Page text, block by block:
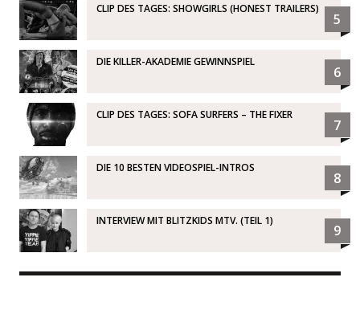
CLIP DES TAGES: SHOWGIRLS (HONEST TRAILERS)
5
DIE KILLER-AKADEMIE GEWINNSPIEL
6
CLIP DES TAGES: SOFA SURFERS – THE FIXER
7
DIE 10 BESTEN VIDEOSPIEL-INTROS
8
INTERVIEW MIT BLITZKIDS MTV. (TEIL 1)
9